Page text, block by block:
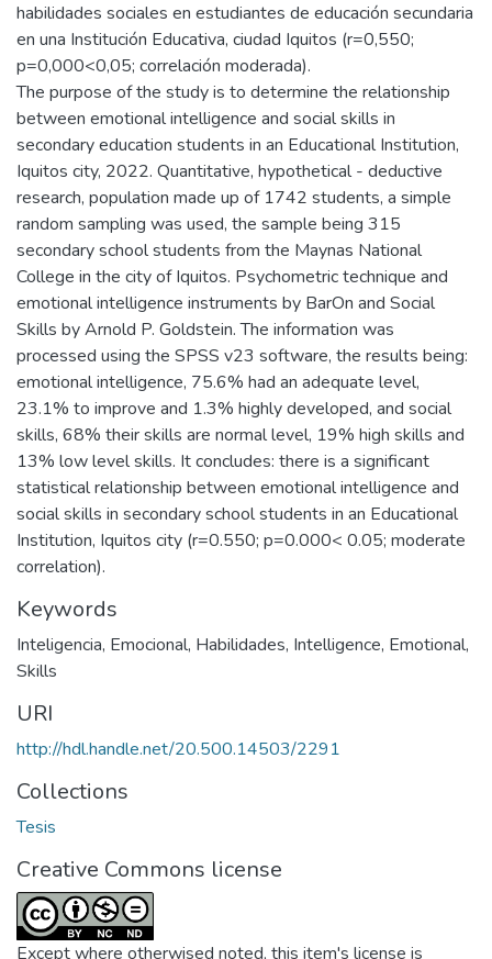
habilidades sociales en estudiantes de educación secundaria
en una Institución Educativa, ciudad Iquitos (r=0,550;
p=0,000<0,05; correlación moderada).
The purpose of the study is to determine the relationship
between emotional intelligence and social skills in
secondary education students in an Educational Institution,
Iquitos city, 2022. Quantitative, hypothetical - deductive
research, population made up of 1742 students, a simple
random sampling was used, the sample being 315
secondary school students from the Maynas National
College in the city of Iquitos. Psychometric technique and
emotional intelligence instruments by BarOn and Social
Skills by Arnold P. Goldstein. The information was
processed using the SPSS v23 software, the results being:
emotional intelligence, 75.6% had an adequate level,
23.1% to improve and 1.3% highly developed, and social
skills, 68% their skills are normal level, 19% high skills and
13% low level skills. It concludes: there is a significant
statistical relationship between emotional intelligence and
social skills in secondary school students in an Educational
Institution, Iquitos city (r=0.550; p=0.000< 0.05; moderate
correlation).
Keywords
Inteligencia, Emocional, Habilidades, Intelligence, Emotional,
Skills
URI
http://hdl.handle.net/20.500.14503/2291
Collections
Tesis
Creative Commons license
Except where otherwised noted, this item's license is